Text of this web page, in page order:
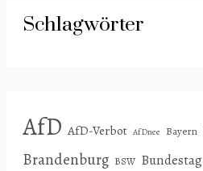
Schlagwörter
AfD AfD-Verbot AfDnee Bayern
Brandenburg BSW Bundestag